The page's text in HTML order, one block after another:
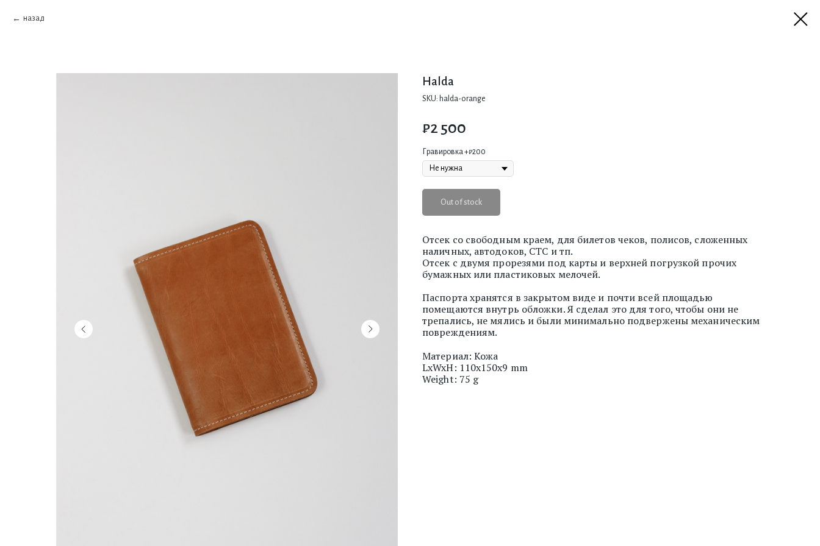
назад
Halda
SKU: halda-orange
₽2 500
Гравировка +₽200
Out of stock
Отсек со свободным краем, для билетов чеков, полисов, сложенных
наличных, автодоков, СТС и тп.
Отсек с двумя прорезями под карты и верхней погрузкой прочих
бумажных или пластиковых мелочей.
Паспорта хранятся в закрытом виде и почти всей площадью
помещаются внутрь обложки. Я сделал это для того, чтобы они не
трепались, не мялись и были минимально подвержены механическим
повреждениям.
Материал: Кожа
LxWxH: 110x150x9 mm
Weight: 75 g